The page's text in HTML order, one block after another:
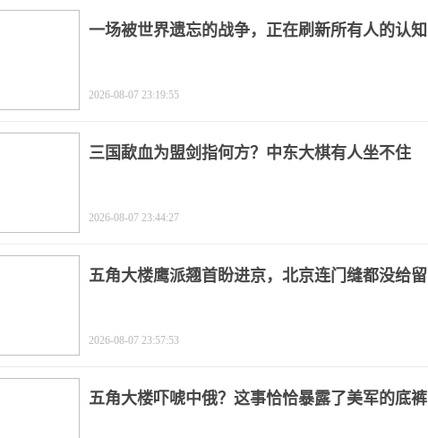
一场被世界遗忘的战争，正在刷新所有人的认知
2026-08-07 23:19:55
三国歃血为盟剑指何方？中东大棋有人坐不住
2026-08-07 23:44:27
五角大楼鹰派翘首盼进京，北京连门缝都没给留
2026-08-07 23:57:53
五角大楼吓唬中俄？这事恰恰暴露了美军的底裤